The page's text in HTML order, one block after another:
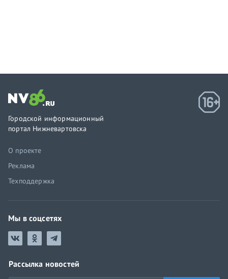
Городской информационный
портал Нижневартовска
О проекте
Реклама
Техподдержка
Мы в соцсетях
Рассылка новостей